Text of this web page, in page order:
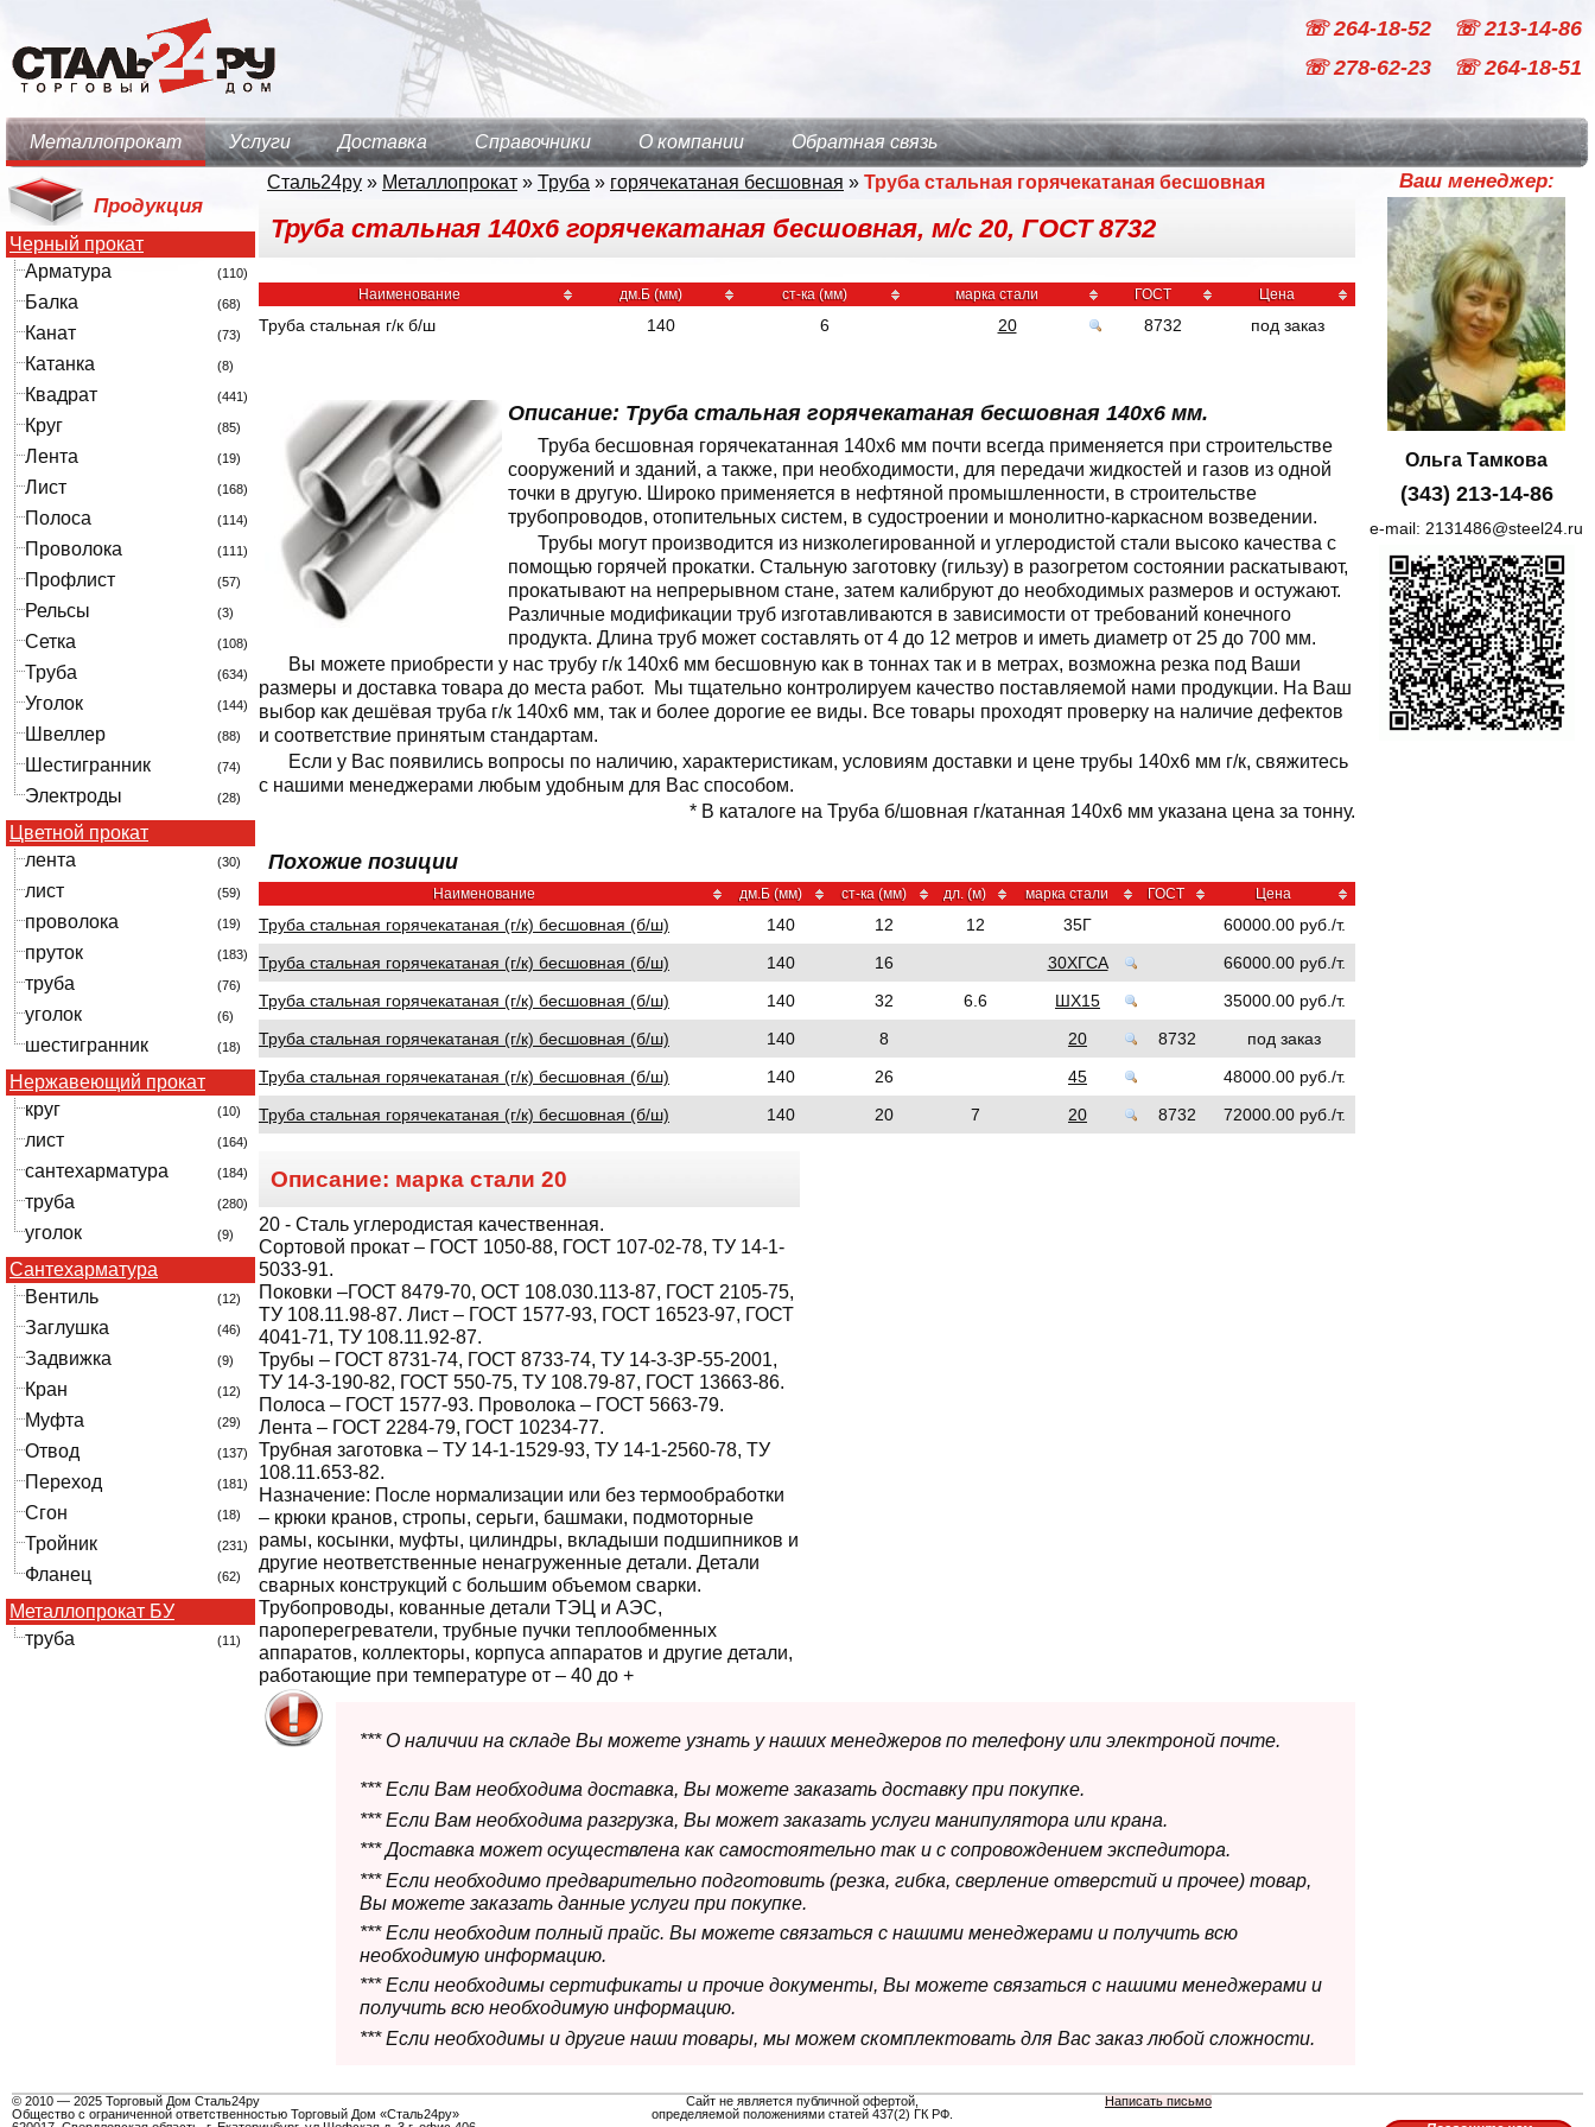
☏ 264-18-52
☏ 213-14-86
☏ 278-62-23
☏ 264-18-51
Металлопрокат Услуги Доставка Справочники О компании Обратная связь
Продукция
Черный прокат
Арматура
(110)
Балка (68)
Канат (73)
Катанка (8)
Квадрат (441)
Круг (85)
Лента (19)
Лист (168)
Полоса (114)
Проволока (111)
Профлист (57)
Рельсы (3)
Сетка (108)
Труба (634)
Уголок (144)
Швеллер (88)
Шестигранник (74)
Электроды (28)
Цветной прокат
лента
(30)
лист (59)
проволока (19)
пруток (183)
труба (76)
уголок (6)
шестигранник (18)
Нержавеющий прокат
круг
(10)
лист (164)
сантехарматура (184)
труба (280)
уголок (9)
Сантехарматура
Вентиль
(12)
Заглушка (46)
Задвижка (9)
Кран (12)
Муфта (29)
Отвод (137)
Переход (181)
Сгон (18)
Тройник (231)
Фланец (62)
Металлопрокат БУ
труба
(11)
Сталь24ру » Металлопрокат » Труба » горячекатаная бесшовная » Труба стальная горячекатаная бесшовная
Труба стальная 140х6 горячекатаная бесшовная, м/с 20, ГОСТ 8732
Наименование дм.Б (мм) ст-ка (мм) марка стали ГОСТ Цена
Труба стальная г/к б/ш 140 6 20 8732 под заказ
Описание: Труба стальная горячекатаная бесшовная 140x6 мм.
Труба бесшовная горячекатанная 140x6 мм почти всегда применяется при строительстве
сооружений и зданий, а также, при необходимости, для передачи жидкостей и газов из одной
точки в другую. Широко применяется в нефтяной промышленности, в строительстве
трубопроводов, отопительных систем, в судостроении и монолитно-каркасном возведении.
Трубы могут производится из низколегированной и углеродистой стали высоко качества с
помощью горячей прокатки. Стальную заготовку (гильзу) в разогретом состоянии раскатывают,
прокатывают на непрерывном стане, затем калибруют до необходимых размеров и остужают.
Различные модификации труб изготавливаются в зависимости от требований конечного
продукта. Длина труб может составлять от 4 до 12 метров и иметь диаметр от 25 до 700 мм.
Вы можете приобрести у нас трубу г/к 140x6 мм бесшовную как в тоннах так и в метрах, возможна резка под Ваши
размеры и доставка товара до места работ. Мы тщательно контролируем качество поставляемой нами продукции. На Ваш
выбор как дешёвая труба г/к 140x6 мм, так и более дорогие ее виды. Все товары проходят проверку на наличие дефектов
и соответствие принятым стандартам.
Если у Вас появились вопросы по наличию, характеристикам, условиям доставки и цене трубы 140x6 мм г/к, свяжитесь
с нашими менеджерами любым удобным для Вас способом.
* В каталоге на Труба б/шовная г/катанная 140x6 мм указана цена за тонну.
Похожие позиции
Наименование дм.Б (мм) ст-ка (мм) дл. (м) марка стали ГОСТ Цена
Труба стальная горячекатаная (г/к) бесшовная (б/ш) 140 12 12 35Г
60000.00 руб./т.
Труба стальная горячекатаная (г/к) бесшовная (б/ш)
140 16 30ХГСА
66000.00 руб./т.
Труба стальная горячекатаная (г/к) бесшовная (б/ш)
140 32 6.6 ШХ15
35000.00 руб./т.
Труба стальная горячекатаная (г/к) бесшовная (б/ш)
140 8 20 8732
под заказ
Труба стальная горячекатаная (г/к) бесшовная (б/ш)
140 26 45
48000.00 руб./т.
Труба стальная горячекатаная (г/к) бесшовная (б/ш)
140 20 7 20 8732 72000.00 руб./т.
Описание: марка стали 20
20 - Сталь углеродистая качественная.
Сортовой прокат – ГОСТ 1050-88, ГОСТ 107-02-78, ТУ 14-1-
5033-91.
Поковки –ГОСТ 8479-70, ОСТ 108.030.113-87, ГОСТ 2105-75,
ТУ 108.11.98-87. Лист – ГОСТ 1577-93, ГОСТ 16523-97, ГОСТ
4041-71, ТУ 108.11.92-87.
Трубы – ГОСТ 8731-74, ГОСТ 8733-74, ТУ 14-3-3Р-55-2001,
ТУ 14-3-190-82, ГОСТ 550-75, ТУ 108.79-87, ГОСТ 13663-86.
Полоса – ГОСТ 1577-93. Проволока – ГОСТ 5663-79.
Лента – ГОСТ 2284-79, ГОСТ 10234-77.
Трубная заготовка – ТУ 14-1-1529-93, ТУ 14-1-2560-78, ТУ
108.11.653-82.
Назначение: После нормализации или без термообработки
– крюки кранов, стропы, серьги, башмаки, подмоторные
рамы, косынки, муфты, цилиндры, вкладыши подшипников и
другие неответственные ненагруженные детали. Детали
сварных конструкций с большим объемом сварки.
Трубопроводы, кованные детали ТЭЦ и АЭС,
пароперегреватели, трубные пучки теплообменных
аппаратов, коллекторы, корпуса аппаратов и другие детали,
работающие при температуре от – 40 до +
*** О наличии на складе Вы можете узнать у наших менеджеров по телефону или электроной почте.
*** Если Вам необходима доставка, Вы можете заказать доставку при покупке.
*** Если Вам необходима разгрузка, Вы может заказать услуги манипулятора или крана.
*** Доставка может осуществлена как самостоятельно так и с сопровождением экспедитора.
*** Если необходимо предварительно подготовить (резка, гибка, сверление отверстий и прочее) товар,
Вы можете заказать данные услуги при покупке.
*** Если необходим полный прайс. Вы можете связаться с нашими менеджерами и получить всю
необходимую информацию.
*** Если необходимы сертификаты и прочие документы, Вы можете связаться с нашими менеджерами и
получить всю необходимую информацию.
*** Если необходимы и другие наши товары, мы можем скомплектовать для Вас заказ любой сложности.
Ваш менеджер:
Ольга Тамкова
(343) 213-14-86
e-mail: 2131486@steel24.ru
© 2010 — 2025 Торговый Дом Сталь24ру
Общество с ограниченной ответственностью Торговый Дом «Сталь24ру»
Сайт не является публичной офертой,
определяемой положениями статей 437(2) ГК РФ.
Написать письмо